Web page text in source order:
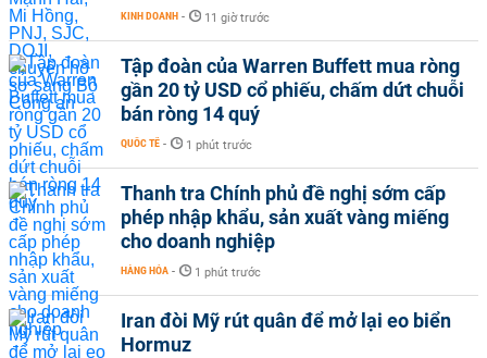
KINH DOANH - 11 giờ trước
Tập đoàn của Warren Buffett mua ròng
gần 20 tỷ USD cổ phiếu, chấm dứt chuỗi
bán ròng 14 quý
QUỐC TẾ - 1 phút trước
Thanh tra Chính phủ đề nghị sớm cấp
phép nhập khẩu, sản xuất vàng miếng
cho doanh nghiệp
HÀNG HÓA - 1 phút trước
Iran đòi Mỹ rút quân để mở lại eo biển
Hormuz